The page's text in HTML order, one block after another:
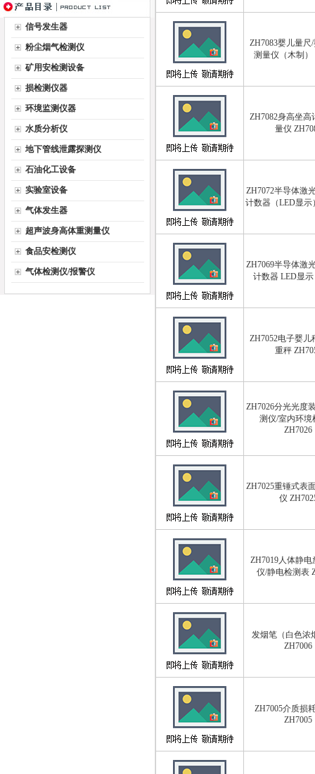
信号发生器
粉尘烟气检测仪
矿用安检测设备
损检测仪器
环境监测仪器
水质分析仪
地下管线泄露探测仪
石油化工设备
实验室设备
气体发生器
超声波身高体重测量仪
食品安检测仪
气体检测仪/报警仪
ZH7083婴儿量尺
测量仪（木制）
ZH7082身高坐高
量仪
ZH7072半导体激
计数器（LED显示
ZH7069半导体激
计数器 LED显示
ZH7052电子婴儿
重秤
ZH7026分光光度
测仪/室内环境
ZH7026
ZH7025重锤式表
仪
ZH7019人体静电
仪/静电检测表
发烟笔（白色浓
ZH7006
ZH7005介质损
ZH7005